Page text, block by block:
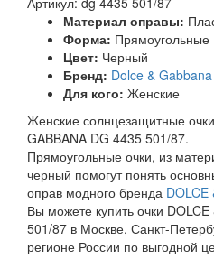
Материал оправы:
Форма: Прямоугольные
Цвет: Черный
Бренд: Dolce & Gabbana
Для кого: Женские
Женские солнцезащитные
GABBANA DG 4435 501/87.
Прямоугольные очки, из
черный помогут понять
оправ модного бренда DOLCE
Вы можете купить очки
501/87 в Москве, Санкт-
регионе России по выгодной